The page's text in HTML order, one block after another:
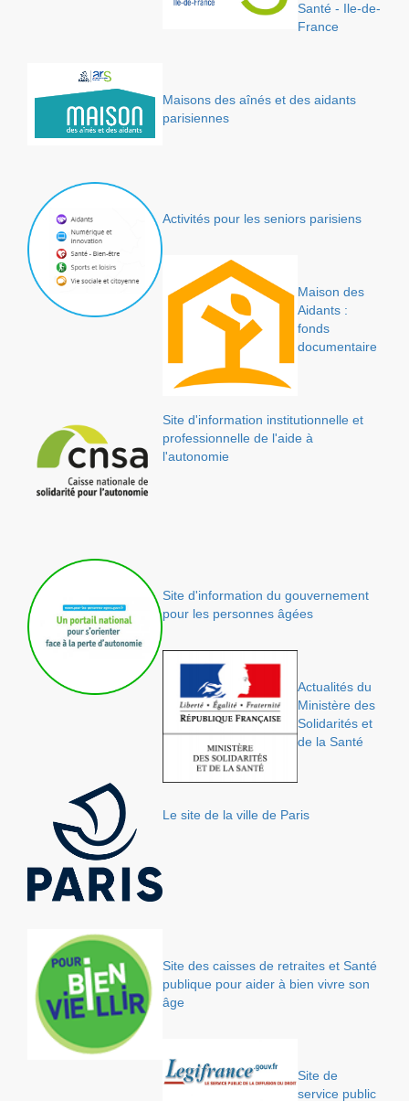
Santé - Ile-de-
France
Maisons des aînés et des aidants
parisiennes
Activités pour les seniors parisiens
Maison des
Aidants :
fonds
documentaire
Site d'information institutionnelle et
professionnelle de l'aide à
l'autonomie
Site d'information du gouvernement
pour les personnes âgées
Actualités du
Ministère des
Solidarités et
de la Santé
Le site de la ville de Paris
Site des caisses de retraites et Santé
publique pour aider à bien vivre son
âge
Site de
service public